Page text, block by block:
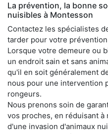
La prévention, la bonne
nuisibles à Montesson
Contactez les spécialistes
tarder pour votre
Lorsque votre demeure ou
un endroit sain et sans
qu'il en soit généralement
nous pour une intervention
rongeurs.
Nous prenons soin de
vos proches, en réduisant à
d'une invasion d'animaux